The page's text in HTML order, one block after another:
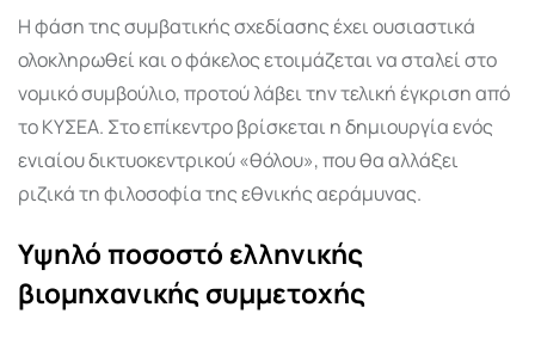
Ηφάση της συμβατικής σχεδίασης έχει ουσιαστικά
ολοκληρωθεί και ο φάκελος ετοιμάζεται να σταλεί στο
νομικό συμβούλιο, προτού λάβει την τελική έγκριση από
το ΚΥΣΕΑ. Στο επίκεντρο βρίσκεται η δημιουργία ενός
ενιαίου δικτυοκεντρικού «θόλου», που θα αλλάξει
ριζικά τη φιλοσοφία της εθνικής αεράμυνας.
Υψηλό ποσοστό ελληνικής
βιομηχανικής συμμετοχής